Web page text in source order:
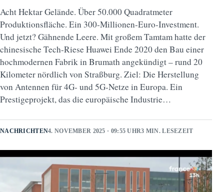
Acht Hektar Gelände. Über 50.000 Quadratmeter
Produktionsfläche. Ein 300-Millionen-Euro-Investment.
Und jetzt? Gähnende Leere. Mit großem Tamtam hatte der
chinesische Tech-Riese Huawei Ende 2020 den Bau einer
hochmodernen Fabrik in Brumath angekündigt – rund 20
Kilometer nördlich von Straßburg. Ziel: Die Herstellung
von Antennen für 4G- und 5G-Netze in Europa. Ein
Prestigeprojekt, das die europäische Industrie…
NACHRICHTEN4. NOVEMBER 2025 · 09:55 UHR3 MIN. LESEZEIT